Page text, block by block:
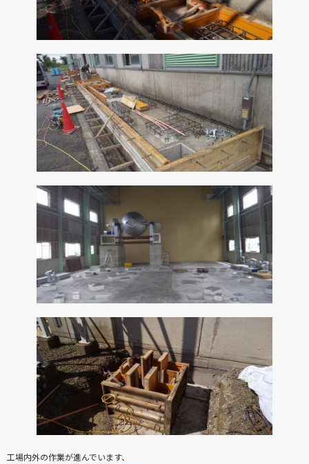
工場内外の作業が進んでいます、